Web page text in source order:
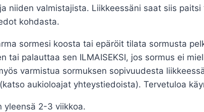
niiden valmistajista. Liikkeessäni saat siis
kohdasta.
sormesi koosta tai epäröit tilata sormusta
tai palauttaa sen ILMAISEKSI, jos sormus ei
varmistua sormuksen sopivuudesta
aukioloajat yhteystiedoista). Tervetuloa
yleensä 2-3 viikkoa.